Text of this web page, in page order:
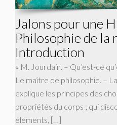
Jalons pour une
Philosophie de la
Introduction
« M. Jourdain. – Qu’est-ce
Le maître de philosophie. –
explique les principes des
propriétés du corps ; qui
éléments, […]